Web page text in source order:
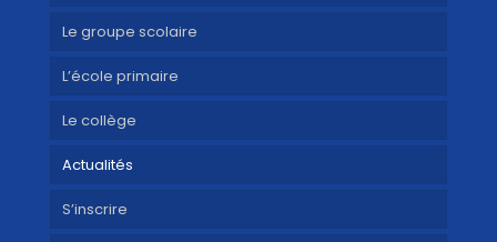
Le groupe scolaire
L’école primaire
Le collège
Actualités
S’inscrire